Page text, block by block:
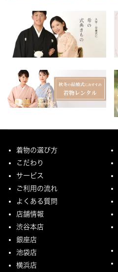
着物の選び方
こだわり
サービス
ご利用の流れ
よくある質問
店舗情報
渋谷本店
銀座店
池袋店
横浜店